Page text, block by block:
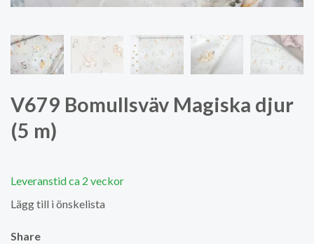
V679 Bomullsväv Magiska djur
(5 m)
Leveranstid ca 2 veckor
Lägg till i önskelista
Share